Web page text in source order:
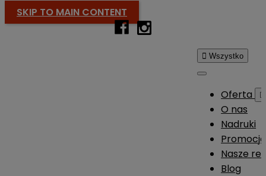
SKIP TO MAIN CONTENT
 Wszystko
Oferta 
O nas
Nadruki
Promocje
Nasze
Blog